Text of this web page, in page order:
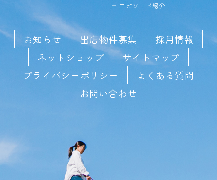
エピソード紹介
お知らせ 出店物件募集
採用情報
ネットショップ
サイトマップ
プライバシーポリシー
よくある質問
お問い合わせ